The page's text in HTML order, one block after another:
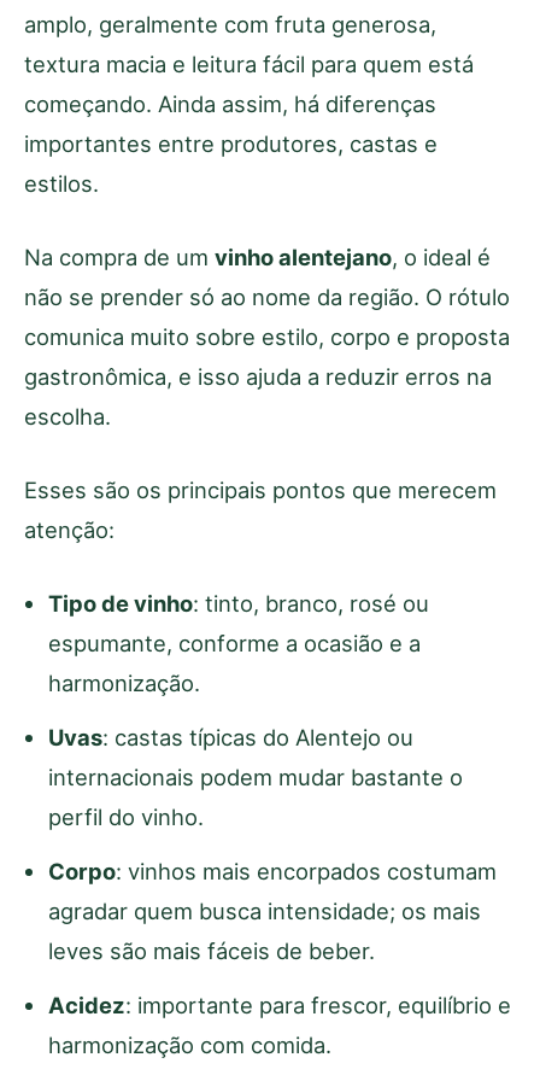
amplo, geralmente com fruta generosa,
textura macia e leitura fácil para quem está
começando. Ainda assim, há diferenças
importantes entre produtores, castas e
estilos.
Na compra de um vinho alentejano, o ideal é
não se prender só ao nome da região. O rótulo
comunica muito sobre estilo, corpo e proposta
gastronômica, e isso ajuda a reduzir erros na
escolha.
Esses são os principais pontos que merecem
atenção:
Tipo de vinho: tinto, branco, rosé ou
espumante, conforme a ocasião e a
harmonização.
Uvas: castas típicas do Alentejo ou
internacionais podem mudar bastante o
perfil do vinho.
Corpo: vinhos mais encorpados costumam
agradar quem busca intensidade; os mais
leves são mais fáceis de beber.
Acidez: importante para frescor, equilíbrio e
harmonização com comida.